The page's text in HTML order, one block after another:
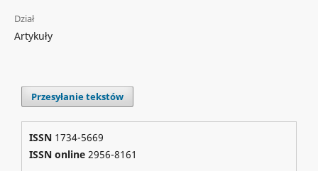
Dział
Artykuły
Przesyłanie tekstów
ISSN 1734-5669
ISSN online2956-8161